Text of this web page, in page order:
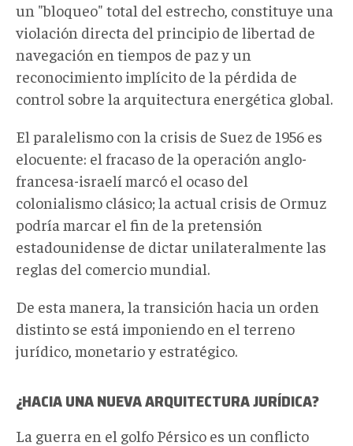
un "bloqueo" total del estrecho, constituye una
violación directa del principio de libertad de
navegación en tiempos de paz y un
reconocimiento implícito de la pérdida de
control sobre la arquitectura energética global.
El paralelismo con la crisis de Suez de 1956 es
elocuente: el fracaso de la operación anglo-
francesa-israelí marcó el ocaso del
colonialismo clásico; la actual crisis de Ormuz
podría marcar el fin de la pretensión
estadounidense de dictar unilateralmente las
reglas del comercio mundial.
De esta manera, la transición hacia un orden
distinto se está imponiendo en el terreno
jurídico, monetario y estratégico.
¿HACIA UNA NUEVA ARQUITECTURA JURÍDICA?
La guerra en el golfo Pérsico es un conflicto